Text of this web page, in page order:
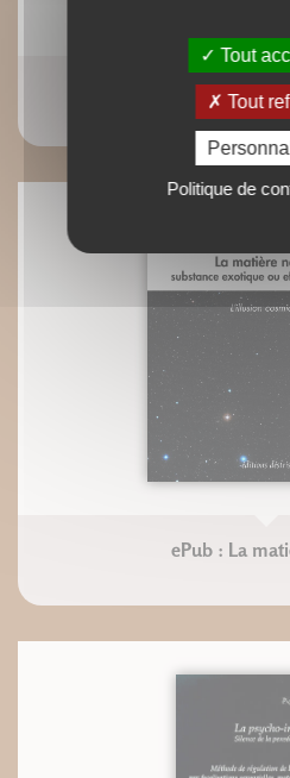
ePub : La
Jean-Michel Lamarque
ePub : La
Tout
Tout
Politique de